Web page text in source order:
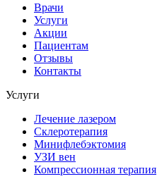
Врачи
Услуги
Акции
Пациентам
Отзывы
Контакты
Услуги
Лечение лазером
Склеротерапия
Минифлебэктомия
УЗИ вен
Компрессионная терапия